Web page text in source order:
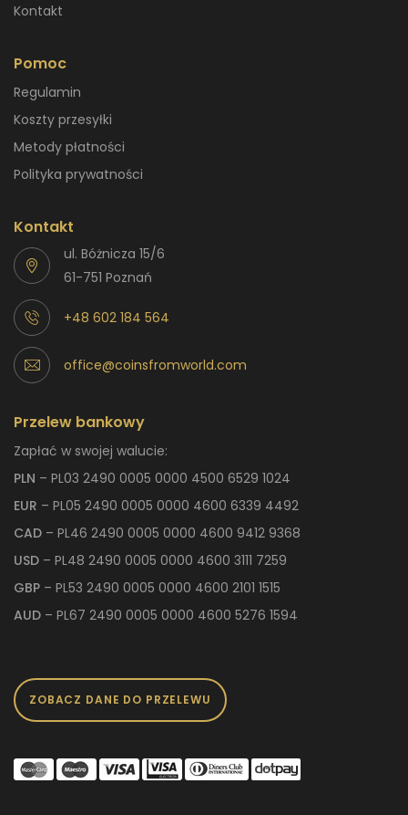
Kontakt
Pomoc
Regulamin
Koszty przesyłki
Metody płatności
Polityka prywatności
Kontakt
ul. Bóżnicza 15/6
61-751 Poznań
+48 602 184 564
office@coinsfromworld.com
Przelew bankowy
Zapłać w swojej walucie:
PLN – PL03 2490 0005 0000 4500 6529 1024
EUR – PL05 2490 0005 0000 4600 6339 4492
CAD – PL46 2490 0005 0000 4600 9412 9368
USD – PL48 2490 0005 0000 4600 3111 7259
GBP – PL53 2490 0005 0000 4600 2101 1515
AUD – PL67 2490 0005 0000 4600 5276 1594
ZOBACZ DANE DO PRZELEWU